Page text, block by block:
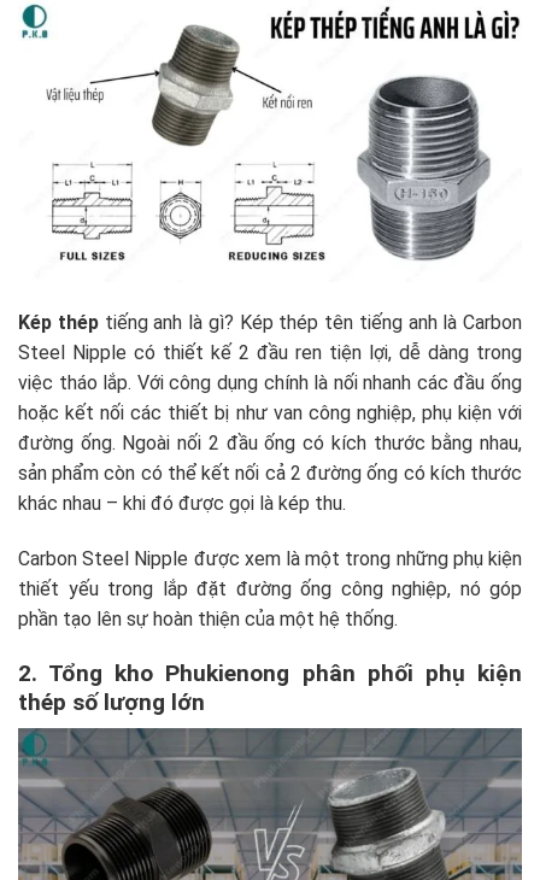
Kép théptiếng anh là gì? Kép thép tên tiếng anh là Carbon
Steel Nipple có thiết kế 2 đầu ren tiện lợi, dễ dàng trong
việc tháo lắp. Với công dụng chính là nối nhanh các đầu ống
hoặc kết nối các thiết bị như van công nghiệp, phụ kiện với
đường ống. Ngoài nối 2 đầu ống có kích thước bằng nhau,
sản phẩm còn có thể kết nối cả 2 đường ống có kích thước
khác nhau – khi đó được gọi là kép thu.
Carbon Steel Nipple được xem là một trong những phụ kiện
thiết yếu trong lắp đặt đường ống công nghiệp, nó góp
phần tạo lên sự hoàn thiện của một hệ thống.
2. Tổng kho Phukienong phân phối phụ kiện
thép số lượng lớn